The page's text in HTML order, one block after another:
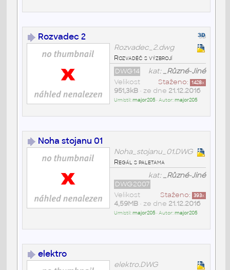
Rozvadec 2
Rozvadec_2.dwg
Rozvaděč s výzbrojí
kat:_Různé-Jiné
DWG14
Staženo: 1428x
Velikost
951,3kB• ze dne 21.12.2016
Umístil:major205• Autor:major205
Noha stojanu 01
Noha_stojanu_01.DWG
Regál s paletama
kat:_Různé-Jiné
DWG2007
Staženo: 393x
Velikost
4,59MB• ze dne 21.12.2016
Umístil:major205• Autor:major205
elektro
elektro.DWG